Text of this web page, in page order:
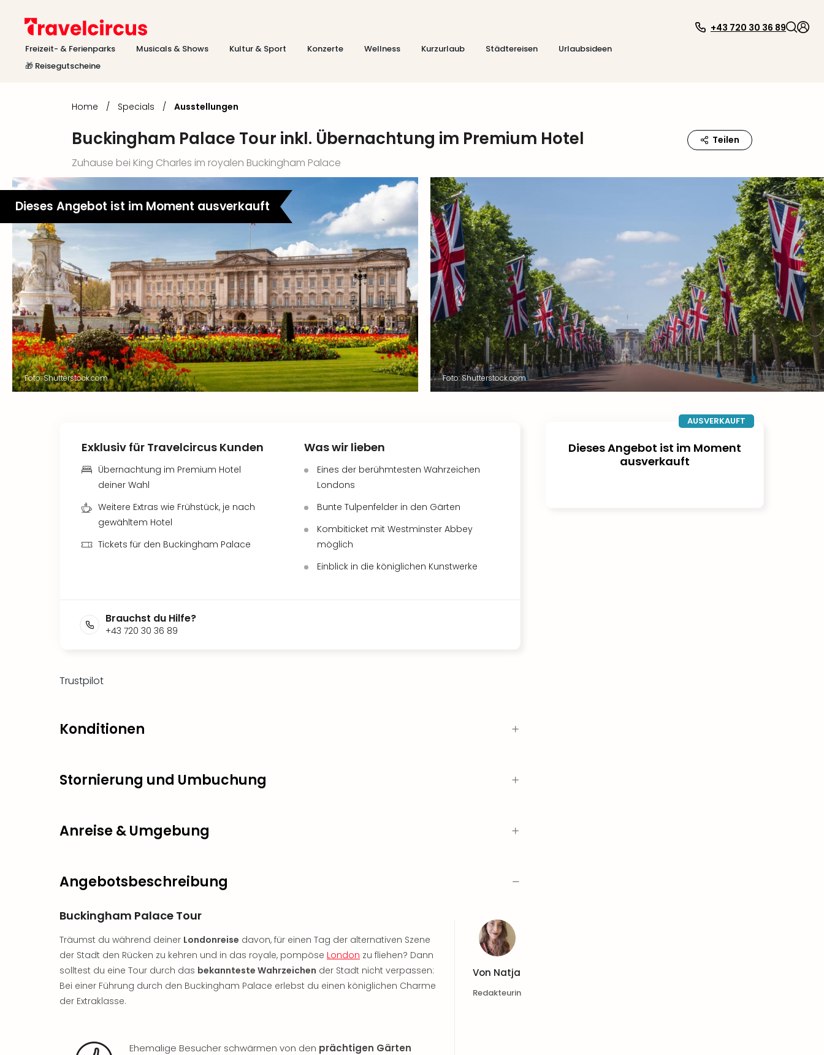
Freizeit- & Ferienparks Musicals & Shows Kultur & Sport Konzerte Wellness Kurzurlaub Städtereisen
Urlaubsideen
🎁 Reisegutscheine
+43 720 30 36 89
Home / Specials / Ausstellungen
Buckingham Palace Tour inkl. Übernachtung im Premium Hotel Teilen
Zuhause bei King Charles im royalen Buckingham Palace
Dieses Angebot ist im Moment ausverkauft
Foto: Shutterstock.com Foto: Shutterstock.com
AUSVERKAUFT
Dieses Angebot ist im Moment
ausverkauft
Exklusiv für Travelcircus Kunden
Übernachtung im Premium Hotel
deiner Wahl
Weitere Extras wie Frühstück, je nach
gewähltem Hotel
Tickets für den Buckingham Palace
Was wir lieben
Eines der berühmtesten Wahrzeichen
Londons
Bunte Tulpenfelder in den Gärten
Kombiticket mit Westminster Abbey
möglich
Einblick in die königlichen Kunstwerke
Brauchst du Hilfe?
+43 720 30 36 89
Trustpilot
Konditionen
Stornierung und Umbuchung
Anreise & Umgebung
Angebotsbeschreibung
Buckingham Palace Tour
Träumst du während deiner Londonreise davon, für einen Tag der alternativen Szene
der Stadt den Rücken zu kehren und in das royale, pompöse London zu fliehen? Dann
solltest du eine Tour durch das bekannteste Wahrzeichen der Stadt nicht verpassen:
Bei einer Führung durch den Buckingham Palace erlebst du einen königlichen Charme
der Extraklasse.
Ehemalige Besucher schwärmen von den prächtigen Gärten
Von Natja
Redakteurin